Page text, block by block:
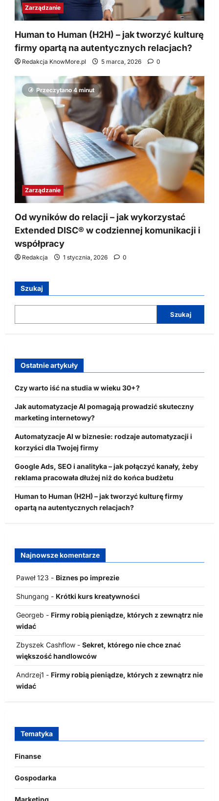
Zarządzanie
Human to Human (H2H) – jak tworzyć kulturę
firmy opartą na autentycznych relacjach?
Redakcja KnowMore.pl 5 marca, 2026 0
Przeczytano 4 minut
Zarządzanie
Od wyników do relacji – jak wykorzystać
Extended DISC® w codziennej komunikacji i
współpracy
Redakcja 1 stycznia, 2026 0
Szukaj
Szukaj
Ostatnie artykuły
Czy warto iść na studia w wieku 30+?
Jak automatyzacje AI pomagają prowadzić skuteczny
marketing internetowy?
Automatyzacje AI w biznesie: rodzaje automatyzacji i
korzyści dla Twojej firmy
Google Ads, SEO i analityka – jak połączyć kanały, żeby
reklama pracowała dłużej niż do końca budżetu
Human to Human (H2H) – jak tworzyć kulturę firmy
opartą na autentycznych relacjach?
Najnowsze komentarze
Paweł 123 - Biznes po imprezie
Shungang - Krótki kurs kreatywności
Georgeb - Firmy robią pieniądze, których z zewnątrz nie
widać
Zbyszek Cashflow - Sekret, którego nie chce znać
większość handlowców
Andrzej1 - Firmy robią pieniądze, których z zewnątrz nie
widać
Tematyka
Finanse
Gospodarka
Marketing